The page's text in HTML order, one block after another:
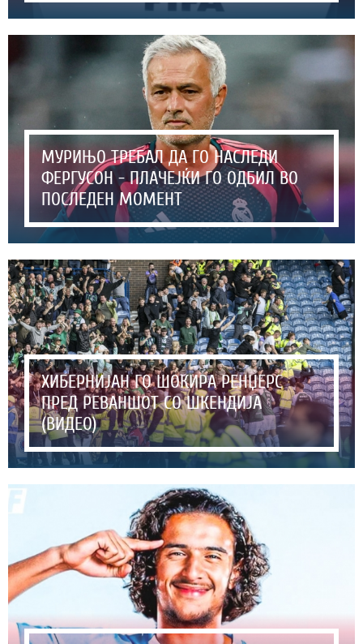
МУРИЊО ТРЕБАЛ ДА ГО НАСЛЕДИ
ФЕРГУСОН - ПЛАЧЕЈЌИ ГО ОДБИЛ ВО
ПОСЛЕДЕН МОМЕНТ
ХИБЕРНИЈАН ГО ШОКИРА РЕНЏЕРС
ПРЕД РЕВАНШОТ СО ШКЕНДИЈА
(ВИДЕО)